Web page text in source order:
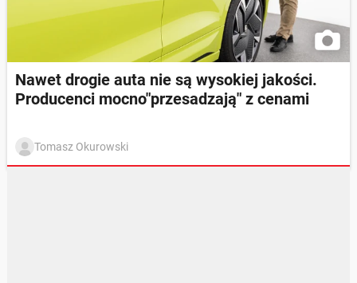
Nawet drogie auta nie są wysokiej jakości.
Producenci mocno"przesadzają" z cenami
Tomasz Okurowski